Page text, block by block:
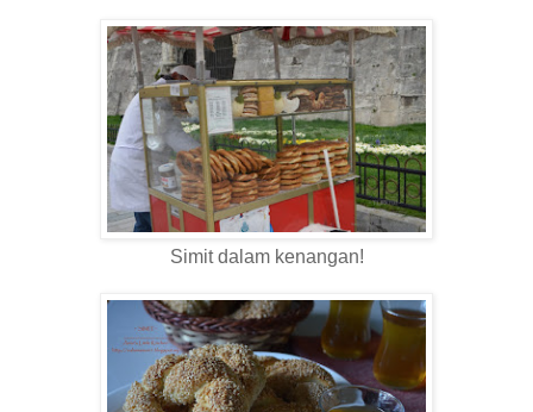
Simit dalam kenangan!